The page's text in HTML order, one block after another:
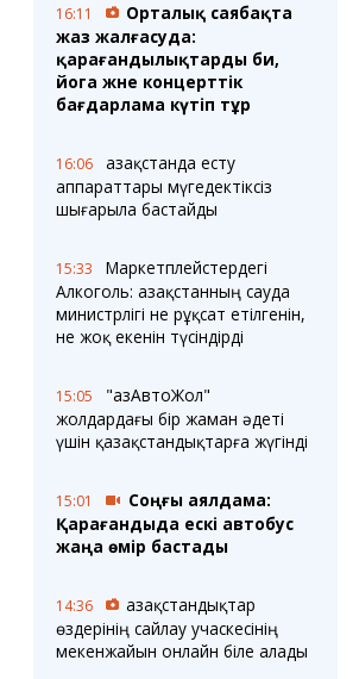
16:11
Орталық саябақта
жаз жалғасуда:
қарағандылықтарды би,
йога және концерттік
бағдарлама күтіп тұр
16:06
Қазақстанда есту
аппараттары мүгедектіксіз
шығарыла бастайды
15:33
Маркетплейстердегі
Алкоголь: Қазақстанның сауда
министрлігі не рұқсат етілгенін,
не жоқ екенін түсіндірді
15:05
"ҚазАвтоЖол"
жолдардағы бір жаман әдеті
үшін қазақстандықтарға жүгінді
15:01
Соңғы аялдама:
Қарағандыда ескі автобус
жаңа өмір бастады
14:36
Қазақстандықтар
өздерінің сайлау учаскесінің
мекенжайын онлайн біле алады